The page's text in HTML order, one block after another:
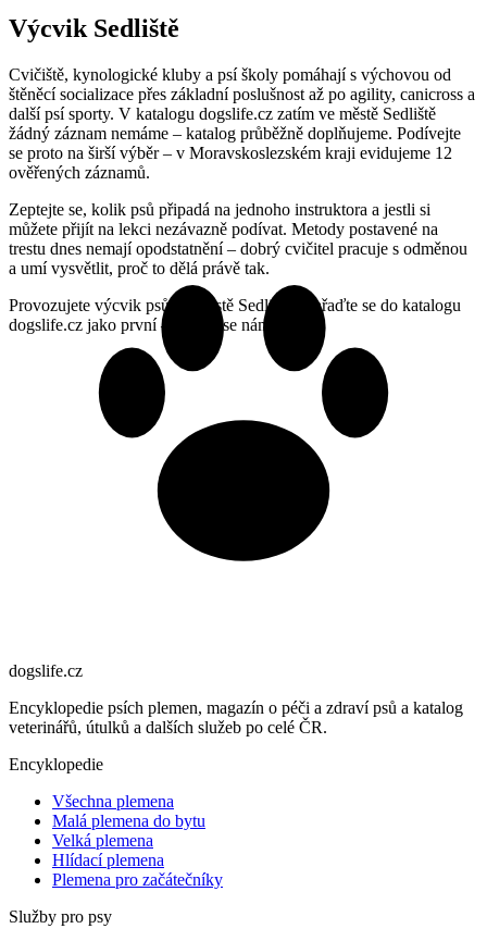
Výcvik Sedliště
Cvičiště, kynologické kluby a psí školy pomáhají s výchovou od
štěněcí socializace přes základní poslušnost až po agility, canicross a
další psí sporty. V katalogu dogslife.cz zatím ve městě Sedliště
žádný záznam nemáme – katalog průběžně doplňujeme. Podívejte
se proto na širší výběr – v Moravskoslezském kraji evidujeme 12
ověřených záznamů.
Zeptejte se, kolik psů připadá na jednoho instruktora a jestli si
můžete přijít na lekci nezávazně podívat. Metody postavené na
trestu dnes nemají opodstatnění – dobrý cvičitel pracuje s odměnou
a umí vysvětlit, proč to dělá právě tak.
Provozujete výcvik psů ve městě Sedliště? Zařaďte se do katalogu
dogslife.cz jako první – ozvěte se nám.
dogslife.cz
Encyklopedie psích plemen, magazín o péči a zdraví psů a katalog
veterinářů, útulků a dalších služeb po celé ČR.
Encyklopedie
Všechna plemena
Malá plemena do bytu
Velká plemena
Hlídací plemena
Plemena pro začátečníky
Služby pro psy